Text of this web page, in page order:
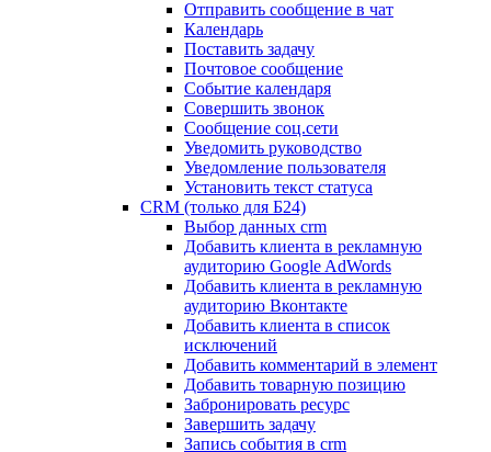
Отправить сообщение в чат
Календарь
Поставить задачу
Почтовое сообщение
Событие календаря
Совершить звонок
Сообщение соц.сети
Уведомить руководство
Уведомление пользователя
Установить текст статуса
CRM (только для Б24)
Выбор данных crm
Добавить клиента в рекламную
аудиторию Google AdWords
Добавить клиента в рекламную
аудиторию Вконтакте
Добавить клиента в список
исключений
Добавить комментарий в элемент
Добавить товарную позицию
Забронировать ресурс
Завершить задачу
Запись события в crm